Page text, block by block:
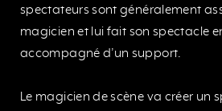
spectateurs sont généralement
magicien et lui fait son spectacle
accompagné d’un support.
Le magicien de scène va créer un